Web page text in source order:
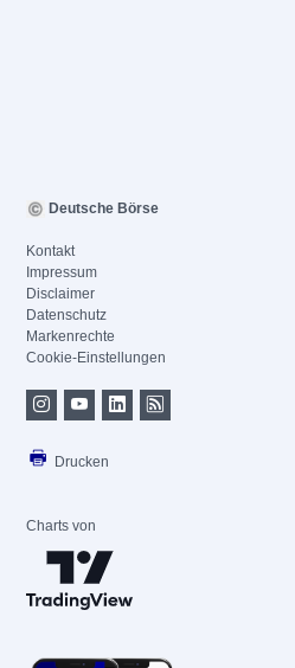
Deutsche Börse
Kontakt
Impressum
Disclaimer
Datenschutz
Markenrechte
Cookie-Einstellungen
Drucken
Charts von